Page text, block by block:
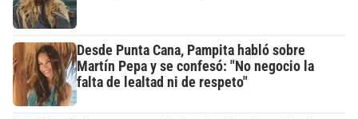
Desde Punta Cana, Pampita habló sobre
Martín Pepa y se confesó: "No negocio la
falta de lealtad ni de respeto"